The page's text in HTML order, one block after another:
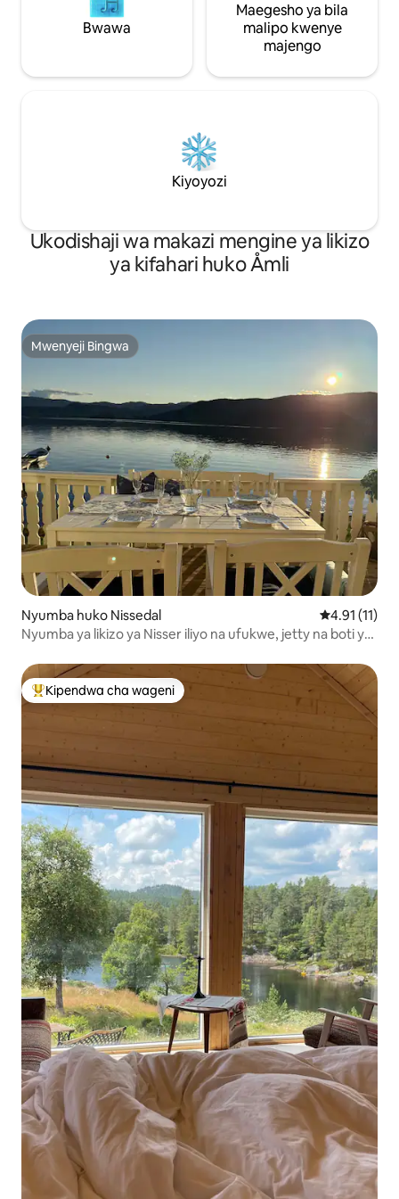
Bwawa
Maegesho ya bila
malipo kwenye
majengo
Kiyoyozi
Ukodishaji wa makazi mengine ya likizo
ya kifahari huko Åmli
Mwenyeji Bingwa
Mwenyeji Bingwa
Nyumba huko Nissedal Ukadiriaji wa
4.91 (11)
Nyumba ya likizo ya Nisser iliyo na ufukwe, jetty na boti ya
Kipendwa maarufu cha wageni
Kipendwa cha wageni